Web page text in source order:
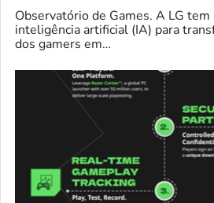
Observatório de Games. A LG
inteligência artificial (IA) para
dos gamers em…